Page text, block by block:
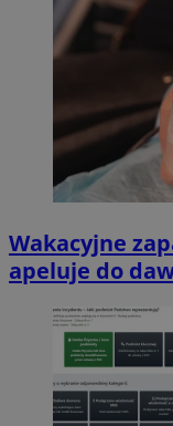
Wakacyjne
apeluje do